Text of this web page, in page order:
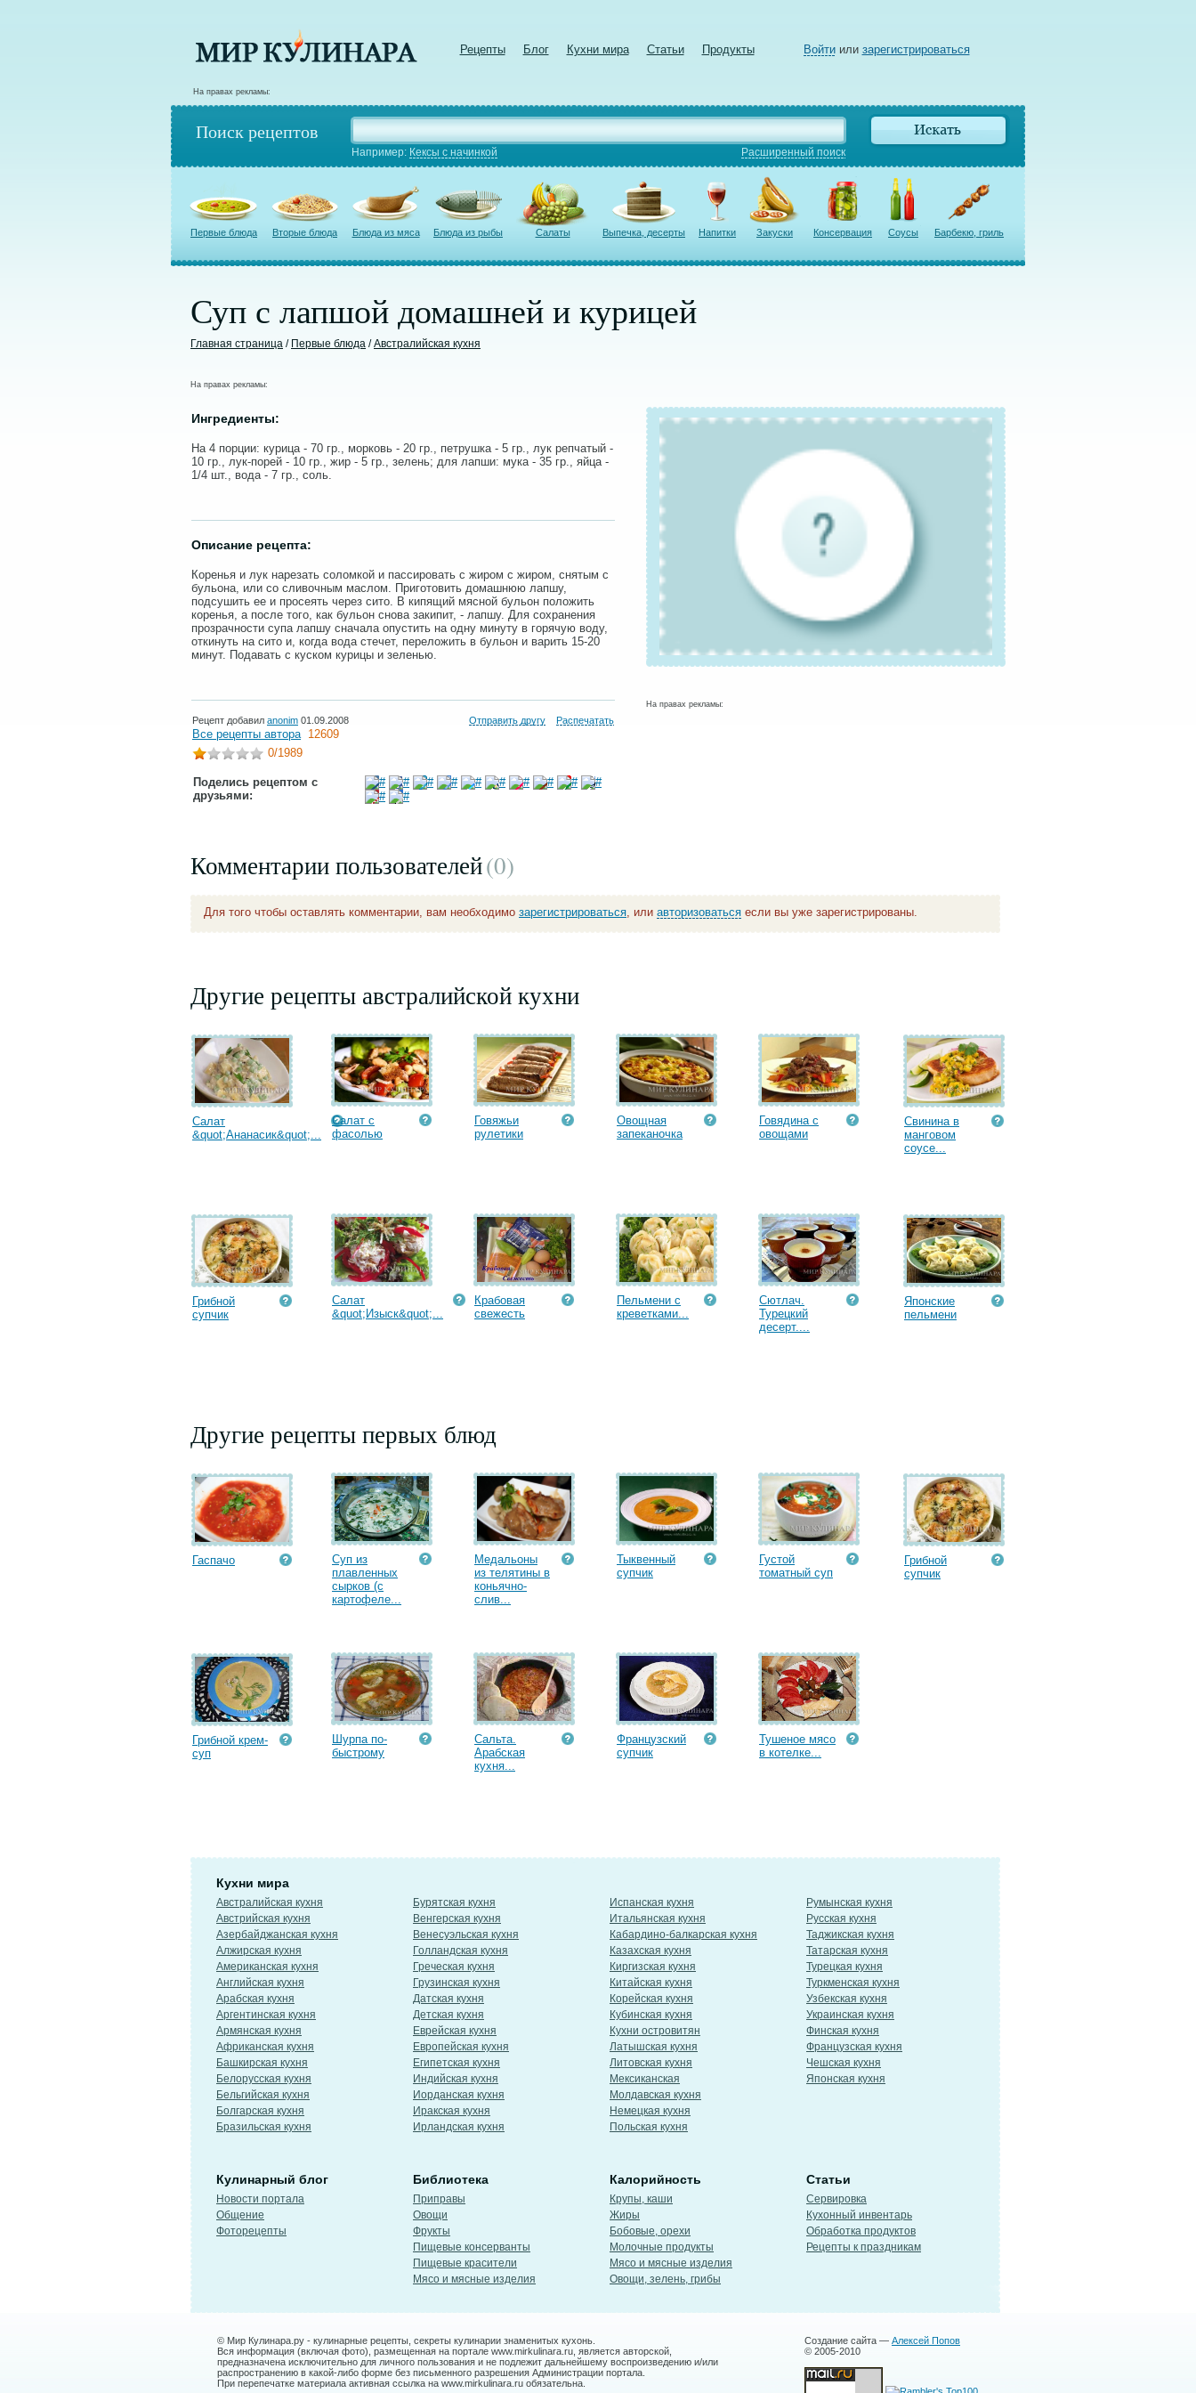
Рецепты Блог Кухни мира Статьи Продукты Войтиили зарегистрироваться
На правах рекламы:
Поиск рецептов
Например: Кексы с начинкой Расширенный поиск
Первые блюда Вторые блюда Блюда из мяса Блюда из рыбы Салаты Выпечка, десерты Напитки Закуски Консервация Соусы Барбекю, гриль
Суп с лапшой домашней и курицей
Главная страница / Первые блюда /Австралийская кухня
На правах рекламы:
Ингредиенты:
На 4 порции: курица - 70 гр., морковь - 20 гр., петрушка - 5 гр., лук репчатый -
10 гр., лук-порей - 10 гр., жир - 5 гр., зелень; для лапши: мука - 35 гр., яйца -
1/4 шт., вода - 7 гр., соль.
Описание рецепта:
Коренья и лук нарезать соломкой и пассировать с жиром с жиром, снятым с
бульона, или со сливочным маслом. Приготовить домашнюю лапшу,
подсушить ее и просеять через сито. В кипящий мясной бульон положить
коренья, а после того, как бульон снова закипит, - лапшу. Для сохранения
прозрачности супа лапшу сначала опустить на одну минуту в горячую воду,
откинуть на сито и, когда вода стечет, переложить в бульон и варить 15-20
минут. Подавать с куском курицы и зеленью.
Рецепт добавил anonim 01.09.2008 Отправить другу Распечатать
Все рецепты автора 12609
0/1989
Поделись рецептом с
друзьями:
На правах рекламы:
Комментарии пользователей(0)
Для того чтобы оставлять комментарии, вам необходимо зарегистрироваться, или авторизоваться если вы уже зарегистрированы.
Другие рецепты австралийской кухни
Салат
&quot;Ананасик&quot;...
Салат с
фасолью
Говяжьи
рулетики
Овощная
запеканочка
Говядина с
овощами
Свинина в
манговом
соусе...
Грибной
супчик
Салат
&quot;Изыск&quot;...
Крабовая
cвежесть
Пельмени с
креветками...
Сютлач.
Турецкий
десерт....
Японские
пельмени
Другие рецепты первых блюд
Гаспачо
Суп из
плавленных
сырков (с
картофеле...
Медальоны
из телятины в
коньячно-
слив...
Тыквенный
супчик
Густой
томатный суп
Грибной
супчик
Грибной крем-
суп
Шурпа по-
быстрому
Сальта.
Арабская
кухня...
Французский
супчик
Тушеное мясо
в котелке...
Кухни мира
Австралийская кухня
Австрийская кухня
Азербайджанская кухня
Алжирская кухня
Американская кухня
Английская кухня
Арабская кухня
Аргентинская кухня
Армянская кухня
Африканская кухня
Башкирская кухня
Белорусская кухня
Бельгийская кухня
Болгарская кухня
Бразильская кухня
Бурятская кухня
Венгерская кухня
Венесуэльская кухня
Голландская кухня
Греческая кухня
Грузинская кухня
Датская кухня
Детская кухня
Еврейская кухня
Европейская кухня
Египетская кухня
Индийская кухня
Иорданская кухня
Иракская кухня
Ирландская кухня
Испанская кухня
Итальянская кухня
Кабардино-балкарская кухня
Казахская кухня
Киргизская кухня
Китайская кухня
Корейская кухня
Кубинская кухня
Кухни островитян
Латышская кухня
Литовская кухня
Мексиканская
Молдавская кухня
Немецкая кухня
Польская кухня
Румынская кухня
Русская кухня
Таджикская кухня
Татарская кухня
Турецкая кухня
Туркменская кухня
Узбекская кухня
Украинская кухня
Финская кухня
Французская кухня
Чешская кухня
Японская кухня
Кулинарный блог
Новости портала
Общение
Фоторецепты
Библиотека
Приправы
Овощи
Фрукты
Пищевые консерванты
Пищевые красители
Мясо и мясные изделия
Калорийность
Крупы, каши
Жиры
Бобовые, орехи
Молочные продукты
Мясо и мясные изделия
Овощи, зелень, грибы
Статьи
Сервировка
Кухонный инвентарь
Обработка продуктов
Рецепты к праздникам
© Мир Кулинара.ру - кулинарные рецепты, секреты кулинарии знаменитых кухонь.
Вся информация (включая фото), размещенная на портале www.mirkulinara.ru, является авторской,
предназначена исключительно для личного пользования и не подлежит дальнейшему воспроизведению и/или
распространению в какой-либо форме без письменного разрешения Администрации портала.
При перепечатке материала активная ссылка на www.mirkulinara.ru обязательна.
Создание сайта — Алексей Попов
© 2005-2010